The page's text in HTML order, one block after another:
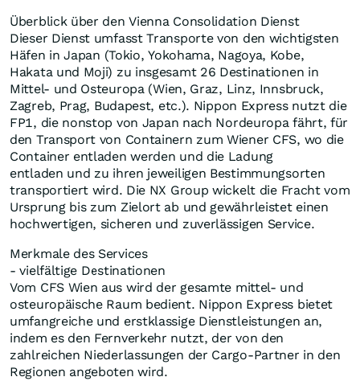
Überblick über den Vienna Consolidation Dienst
Dieser Dienst umfasst Transporte von den wichtigsten
Häfen inJapan (Tokio,Yokohama, Nagoya, Kobe,
Hakata und Moji) zu insgesamt 26 Destinationen in
Mittel- und Osteuropa (Wien, Graz, Linz, Innsbruck,
Zagreb, Prag, Budapest, etc.). Nippon Express nutzt die
FP1, die nonstop von Japan nach Nordeuropa fährt, für
den Transport von Containern zum Wiener CFS, wo die
Container entladen werden und die Ladung
entladen und zu ihren jeweiligen Bestimmungsorten
transportiert wird. Die NX Group wickelt die Fracht vom
Ursprung bis zum Zielort ab und gewährleistet einen
hochwertigen, sicheren und zuverlässigen Service.
Merkmale des Services
- vielfältige Destinationen
Vom CFS Wien aus wird der gesamte mittel- und
osteuropäische Raum bedient. Nippon Express bietet
umfangreiche und erstklassige Dienstleistungen an,
indem es den Fernverkehr nutzt, der von den
zahlreichen Niederlassungen der Cargo-Partner in den
Regionen angeboten wird.